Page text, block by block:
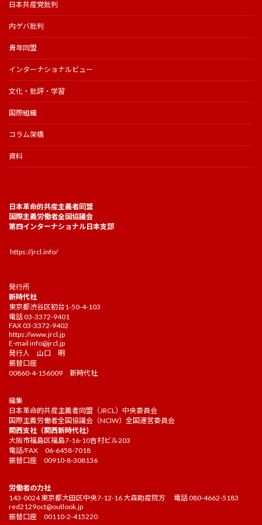
日本共産党批判
内ゲバ批判
青年同盟
インターナショナルビュー
文化・批評・学習
国際組織
コラム架橋
資料
日本革命的共産主義者同盟
国際主義労働者全国協議会
第四インターナショナル日本支部
https://jrcl.info/
発行所
新時代社
東京都渋谷区初台1-50-4-103
電話 03-3372-9401
FAX 03-3372-9402
https://www.jrcl.jp
E-mail info@jrcl.jp
発行人 山口 明
振替口座
00860-4-156009 新時代社
編集
日本革命的共産主義者同盟（JRCL）中央委員会
国際主義労働者全国協議会（NCIW）全国運営委員会
関西支社（関西新時代社）
大阪市福島区福島7-16-10吉村ビル203
電話/FAX 06-6458-7018
振替口座 00910-8-308136
労働者の力社
143-0024 東京都大田区中央7-12-16 大森助産院方 電話 080-4662-5183
red2129oct@outlook.jp
振替口座 00110-2-415220